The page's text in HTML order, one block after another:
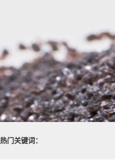
热门关键词：